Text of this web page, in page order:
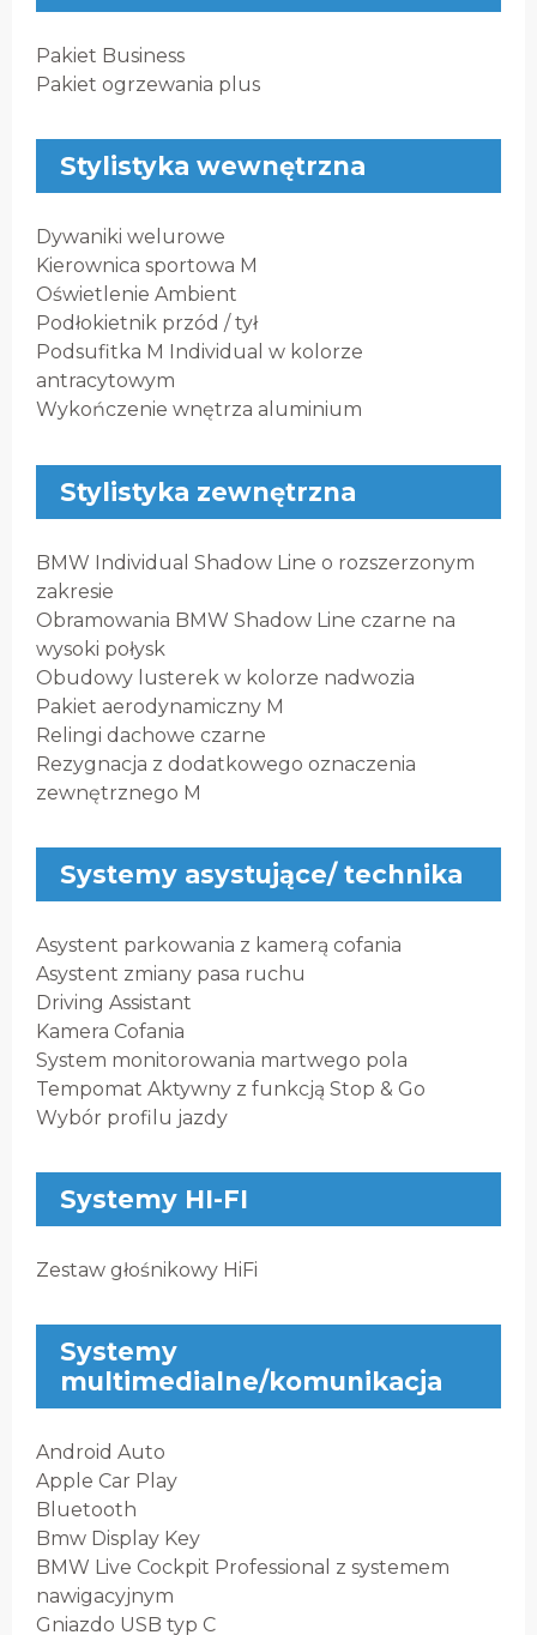
Pakiet Business
Pakiet ogrzewania plus
Stylistyka wewnętrzna
Dywaniki welurowe
Kierownica sportowa M
Oświetlenie Ambient
Podłokietnik przód / tył
Podsufitka M Individual w kolorze
antracytowym
Wykończenie wnętrza aluminium
Stylistyka zewnętrzna
BMW Individual Shadow Line o rozszerzonym
zakresie
Obramowania BMW Shadow Line czarne na
wysoki połysk
Obudowy lusterek w kolorze nadwozia
Pakiet aerodynamiczny M
Relingi dachowe czarne
Rezygnacja z dodatkowego oznaczenia
zewnętrznego M
Systemy asystujące/ technika
Asystent parkowania z kamerą cofania
Asystent zmiany pasa ruchu
Driving Assistant
Kamera Cofania
System monitorowania martwego pola
Tempomat Aktywny z funkcją Stop & Go
Wybór profilu jazdy
Systemy HI-FI
Zestaw głośnikowy HiFi
Systemy
multimedialne/komunikacja
Android Auto
Apple Car Play
Bluetooth
Bmw Display Key
BMW Live Cockpit Professional z systemem
nawigacyjnym
Gniazdo USB typ C